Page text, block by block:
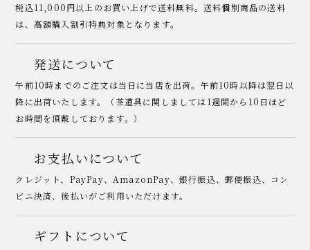
税込11,000円以上のお買い上げで送料無料。送料個別商品の送料
は、高額購入割引特典対象となります。
発送について
午前10時までのご注文は当日に当店を出荷。午前10時以降は翌日以
降に出荷いたします。（茶道具に関しましては1週間から10日ほど
お時間を頂戴しております。）
お支払いについて
クレジット、PayPay、AmazonPay、銀行振込、郵便振込、コン
ビニ決済、後払いがご利用いただけます。
ギフトについて